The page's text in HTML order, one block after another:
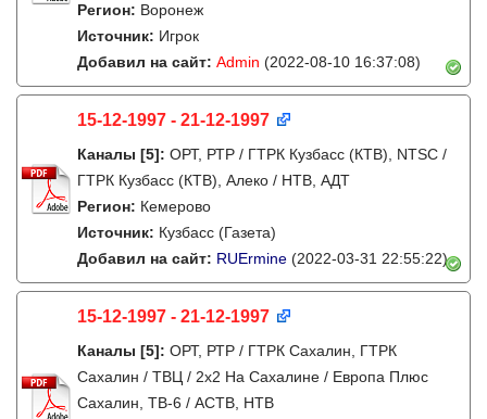
Регион: Воронеж
Источник: Игрок
Добавил на сайт: Admin (2022-08-10 16:37:08)
15-12-1997 - 21-12-1997
Каналы [5]: ОРТ, РТР / ГТРК Кузбасс (КТВ), NTSC /
ГТРК Кузбасс (КТВ), Алеко / НТВ, АДТ
Регион: Кемерово
Источник: Кузбасс (Газета)
Добавил на сайт: RUErmine (2022-03-31 22:55:22)
15-12-1997 - 21-12-1997
Каналы [5]: ОРТ, РТР / ГТРК Сахалин, ГТРК
Сахалин / ТВЦ / 2х2 На Сахалине / Европа Плюс
Сахалин, ТВ-6 / АСТВ, НТВ